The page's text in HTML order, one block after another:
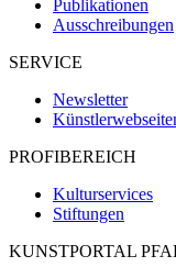
Publikationen
Ausschreibungen
SERVICE
Newsletter
PROFIBEREICH
Kulturservices
Stiftungen
KUNSTPORTAL